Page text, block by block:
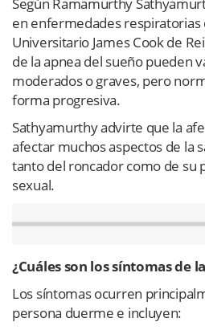
en enfermedades respiratorias
Universitario James Cook de
de la apnea del sueño pueden
moderados o graves, pero
forma progresiva.
Sathyamurthy advirte que la
afectar muchos aspectos de la
tanto del roncador como de su
sexual.
¿Cuáles son los síntomas de
Los síntomas ocurren
persona duerme e incluyen: